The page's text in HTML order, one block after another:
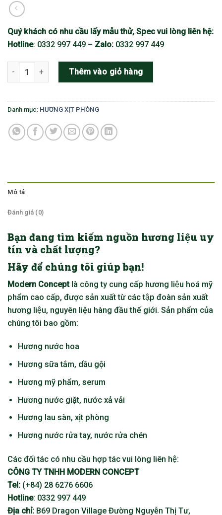
Quý khách có nhu cầu lấy mẫu thử, Spec vui lòng liên hệ:
Hotline: 0332 997 449 – Zalo: 0332 997 449
XỊT PHÒNG HƯƠNG NƯỚC HOA số lượng
Thêm vào giỏ hàng
Danh mục: HƯƠNG XỊT PHÒNG
Mô tả
Đánh giá (0)
Bạn đang tìm kiếm nguồn hương liệu uy
tín và chất lượng?
Hãy để chúng tôi giúp bạn!
Modern Conceptlà công ty cung cấp hương liệu hoá mỹ
phẩm cao cấp, được sản xuất từ các tập đoàn sản xuất
hương liệu, nguyên liệu hàng đầu thế giới. Sản phẩm của
chúng tôi bao gồm:
Hương nước hoa
Hương sữa tắm, dầu gội
Hương mỹ phẩm, serum
Hương nước giặt, nước xả vải
Hương lau sàn, xịt phòng
Hương nước rửa tay, nước rửa chén
Các đối tác có nhu cầu hợp tác vui lòng liên hệ:
CÔNG TY TNHH MODERN CONCEPT
Tel: (+84) 28 6276 6606
Hotline: 0332 997 449
Địa chỉ: B69 Dragon Village Đường Nguyễn Thị Tư,